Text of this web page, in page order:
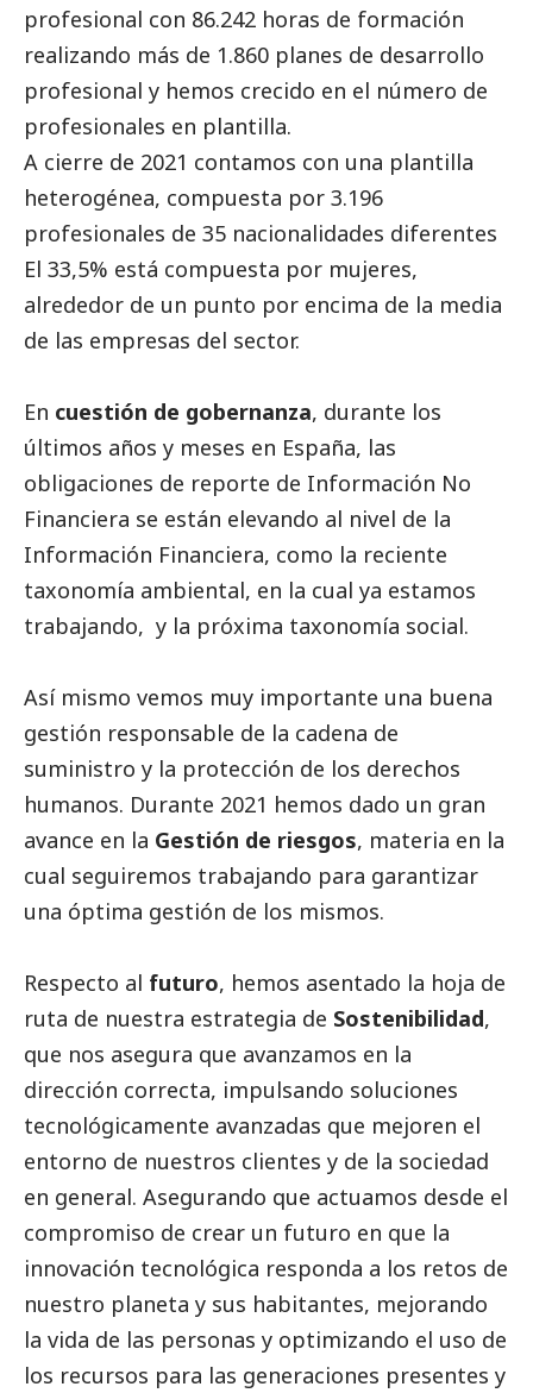
profesional con 86.242 horas de formación
realizando más de 1.860 planes de desarrollo
profesional y hemos crecido en el número de
profesionales en plantilla.
A cierre de 2021 contamos con una plantilla
heterogénea, compuesta por 3.196
profesionales de 35 nacionalidades diferentes
El 33,5% está compuesta por mujeres,
alrededor de un punto por encima de la media
de las empresas del sector.
En cuestión de gobernanza, durante los
últimos años y meses en España, las
obligaciones de reporte de Información No
Financiera se están elevando al nivel de la
Información Financiera, como la reciente
taxonomía ambiental, en la cual ya estamos
trabajando, y la próxima taxonomía social.
Así mismo vemos muy importante una buena
gestión responsable de la cadena de
suministro y la protección de los derechos
humanos. Durante 2021 hemos dado un gran
avance en la Gestión de riesgos, materia en la
cual seguiremos trabajando para garantizar
una óptima gestión de los mismos.
Respecto al futuro, hemos asentado la hoja de
ruta de nuestra estrategia de Sostenibilidad,
que nos asegura que avanzamos en la
dirección correcta, impulsando soluciones
tecnológicamente avanzadas que mejoren el
entorno de nuestros clientes y de la sociedad
en general. Asegurando que actuamos desde el
compromiso de crear un futuro en que la
innovación tecnológica responda a los retos de
nuestro planeta y sus habitantes, mejorando
la vida de las personas y optimizando el uso de
los recursos para las generaciones presentes y